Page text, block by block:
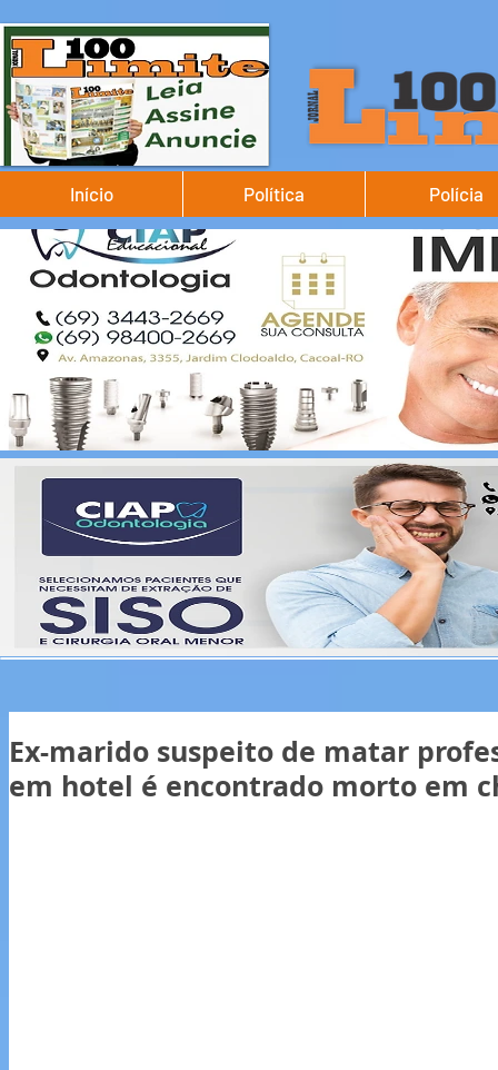
Início Política Polícia
Ex-marido suspeito de matar
em hotel é encontrado morto em